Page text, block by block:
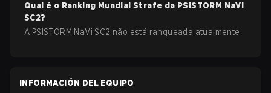
Qual é o Ranking Mundial Strafe da PSISTORM NaVi
SC2?
A PSISTORM NaVi SC2 não está ranqueada atualmente.
INFORMACIÓN DEL EQUIPO